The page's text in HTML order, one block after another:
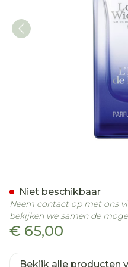
€ 65,00
Niet beschikbaar
Neem contact op met ons
bekijken we samen de
Bekijk alle producten